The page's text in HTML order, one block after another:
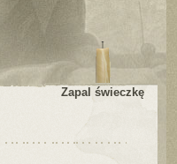
Zapal świeczkę